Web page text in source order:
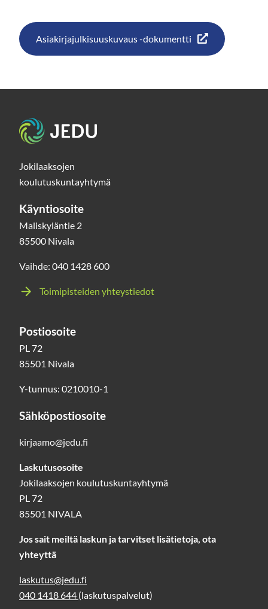
u
t
u
e
n
Asiakirjajulkisuuskuvaus -dokumentti
Etusivu
Jokilaaksojen
koulutuskuntayhtymä
Käyntiosoite
Maliskyläntie 2
85500 Nivala
Vaihde: 040 1428 600
Toimipisteiden yhteystiedot
Postiosoite
PL 72
85501 Nivala
Y-tunnus: 0210010-1
Sähköpostiosoite
kirjaamo@jedu.fi
Laskutusosoite
Jokilaaksojen koulutuskuntayhtymä
PL 72
85501 NIVALA
Jos sait meiltä laskun ja tarvitset lisätietoja, ota
yhteyttä
laskutus@jedu.fi
040 1418 644 (laskutuspalvelut)